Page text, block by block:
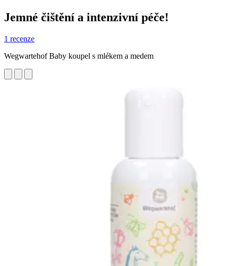
Jemné čištění a intenzivní péče!
1 recenze
Wegwartehof Baby koupel s mlékem a medem